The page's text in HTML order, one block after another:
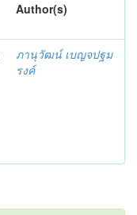
Author(s)
ภานุวัฒน์ เบญจปฐม
รงค์